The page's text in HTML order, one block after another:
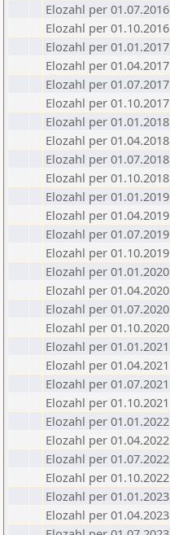
Elozahl per 01.07.2016
Elozahl per 01.10.2016
Elozahl per 01.01.2017
Elozahl per 01.04.2017
Elozahl per 01.07.2017
Elozahl per 01.10.2017
Elozahl per 01.01.2018
Elozahl per 01.04.2018
Elozahl per 01.07.2018
Elozahl per 01.10.2018
Elozahl per 01.01.2019
Elozahl per 01.04.2019
Elozahl per 01.07.2019
Elozahl per 01.10.2019
Elozahl per 01.01.2020
Elozahl per 01.04.2020
Elozahl per 01.07.2020
Elozahl per 01.10.2020
Elozahl per 01.01.2021
Elozahl per 01.04.2021
Elozahl per 01.07.2021
Elozahl per 01.10.2021
Elozahl per 01.01.2022
Elozahl per 01.04.2022
Elozahl per 01.07.2022
Elozahl per 01.10.2022
Elozahl per 01.01.2023
Elozahl per 01.04.2023